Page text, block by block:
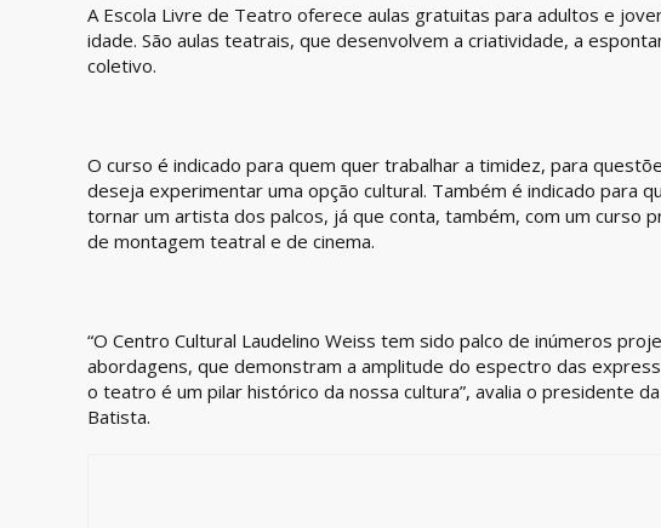
A Escola Livre de Teatro oferece aulas gratuitas para adultos e
idade. São aulas teatrais, que desenvolvem a criatividade, a
coletivo.
O curso é indicado para quem quer trabalhar a timidez, para
deseja experimentar uma opção cultural. Também é indicado para
tornar um artista dos palcos, já que conta, também, com um curso
de montagem teatral e de cinema.
“O Centro Cultural Laudelino Weiss tem sido palco de inúmeros
abordagens, que demonstram a amplitude do espectro das
o teatro é um pilar histórico da nossa cultura”, avalia o presidente
Batista.